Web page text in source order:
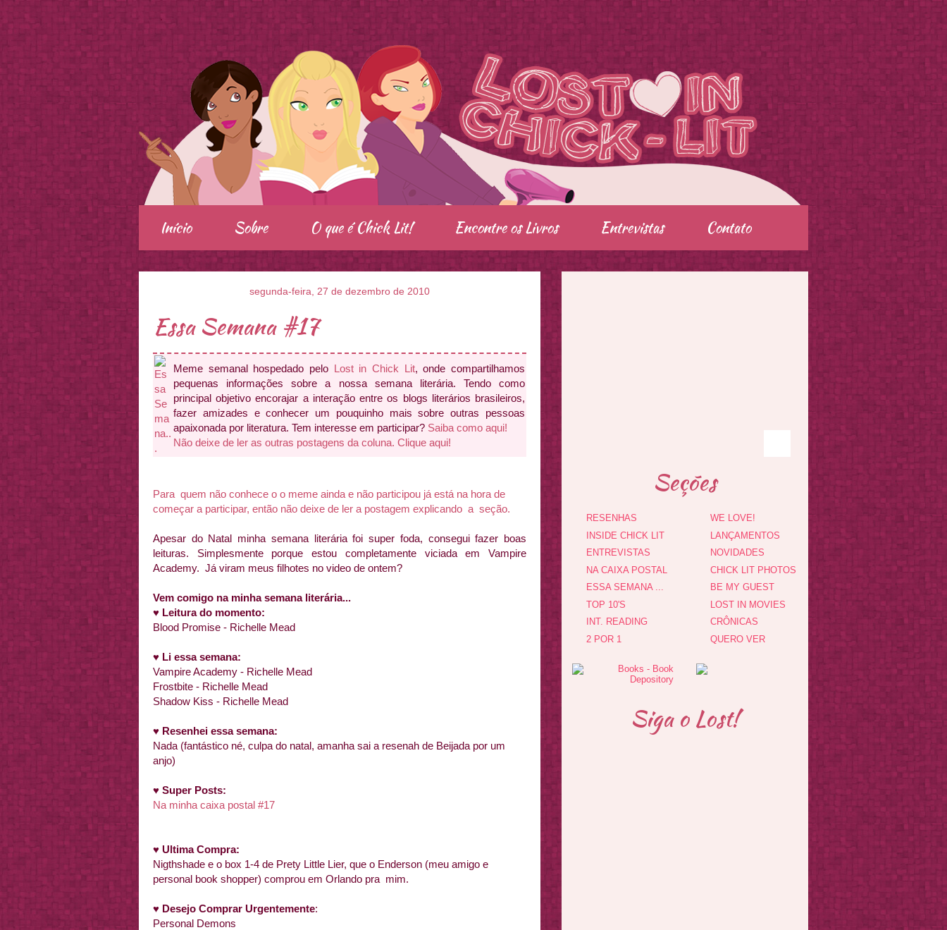
.
Início Sobre O que é Chick Lit! Encontre os Livros Entrevistas Contato
segunda-feira, 27 de dezembro de 2010
Essa Semana #17
Meme semanal hospedado pelo Lost in Chick Lit, onde compartilhamos
pequenas informações sobre a nossa semana literária. Tendo como
principal objetivo encorajar a interação entre os blogs literários brasileiros,
fazer amizades e conhecer um pouquinho mais sobre outras pessoas
apaixonada por literatura. Tem interesse em participar? Saiba como aqui!
Não deixe de ler as outras postagens da coluna. Clique aqui!
Para quem não conhece o o meme ainda e não participou já está na hora de
começar a participar, então não deixe de ler a postagem explicando a seção.
Apesar do Natal minha semana literária foi super foda, consegui fazer boas
leituras. Simplesmente porque estou completamente viciada em Vampire
Academy. Já viram meus filhotes no video de ontem?
Vem comigo na minha semana literária...
♥ Leitura do momento:
Blood Promise - Richelle Mead
♥ Li essa semana:
Vampire Academy - Richelle Mead
Frostbite - Richelle Mead
Shadow Kiss - Richelle Mead
♥ Resenhei essa semana:
Nada (fantástico né, culpa do natal, amanha sai a resenah de Beijada por um
anjo)
♥ Super Posts:
Na minha caixa postal #17
♥ Ultima Compra:
Nigthshade e o box 1-4 de Prety Little Lier, que o Enderson (meu amigo e
personal book shopper) comprou em Orlando pra mim.
♥ Desejo Comprar Urgentemente:
Personal Demons
Seções
RESENHAS
INSIDE CHICK LIT
ENTREVISTAS
NA CAIXA POSTAL
ESSA SEMANA ...
TOP 10'S
INT. READING
2 POR 1
WE LOVE!
LANÇAMENTOS
NOVIDADES
CHICK LIT PHOTOS
BE MY GUEST
LOST IN MOVIES
CRÔNICAS
QUERO VER
Siga o Lost!